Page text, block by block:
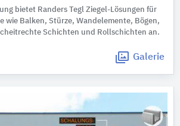
bietet Randers Tegl Ziegel-Lösungen für
wie Balken, Stürze, Wandelemente, Bögen,
Schichten und Rollschichten an.
Galerie